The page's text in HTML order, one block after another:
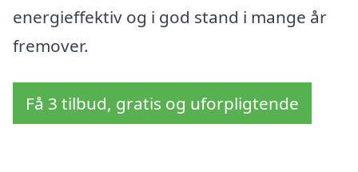
energieffektiv og i god stand i mange år
fremover.
Få 3 tilbud, gratis og uforpligtende